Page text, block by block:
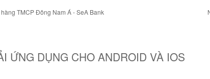
TMCP Đông Nam Á - SeA Bank
ỨNG DỤNG CHO ANDROID VÀ IOS